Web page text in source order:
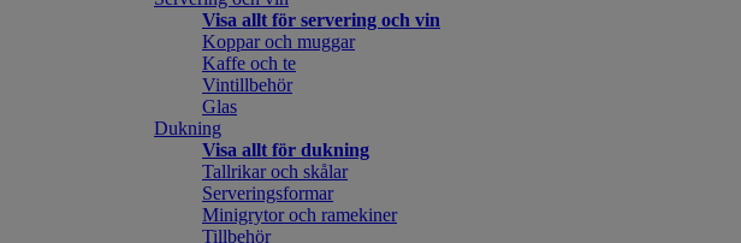
Visa allt för servering och vin
Koppar och muggar
Kaffe och te
Vintillbehör
Glas
Dukning
Visa allt för dukning
Tallrikar och skålar
Serveringsformar
Minigrytor och ramekiner
Tillbehör